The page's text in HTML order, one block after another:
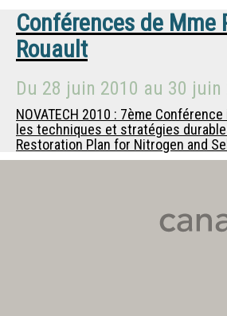
Conférences de Mme
Rouault
Du 28 juin 2010 au 30 juin
NOVATECH 2010 : 7ème
les techniques et stratégies
Restoration Plan for Nitrogen and